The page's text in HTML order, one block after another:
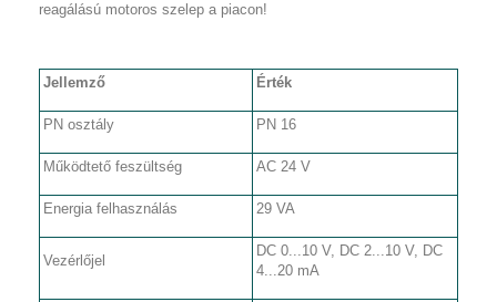
reagálású motoros szelep a piacon!
Jellemző Érték
PN osztály PN 16
Működtető feszültség AC 24 V
Energia felhasználás 29 VA
Vezérlőjel
DC 0...10 V, DC 2...10 V, DC
4...20 mA